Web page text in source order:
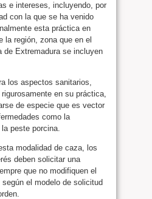
e intereses, incluyendo, por
con la que se ha venido
esta práctica en
la región, zona que en el
de Extremadura se incluyen
los aspectos sanitarios,
en su práctica,
de especie que es vector
como la
peste porcina.
modalidad de caza, los
deben solicitar una
que no modifiquen el
el modelo de solicitud